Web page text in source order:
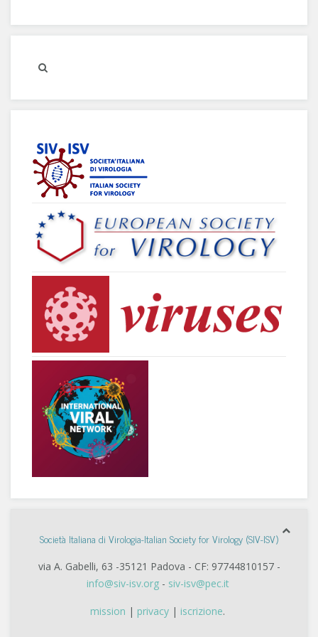
Società Italiana di Virologia-Italian Society for Virology (SIV-ISV)
via A. Gabelli, 63 -35121 Padova - CF: 97744810157 -
info@siv-isv.org- siv-isv@pec.it
mission | privacy | iscrizione.